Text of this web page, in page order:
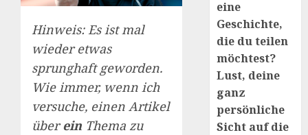
Hinweis: Es ist mal
wieder etwas
sprunghaft geworden.
Wie immer, wenn ich
versuche, einen Artikel
überein Thema zu
eine
Geschichte,
die du teilen
möchtest?
Lust, deine
ganz
persönliche
Sicht auf die